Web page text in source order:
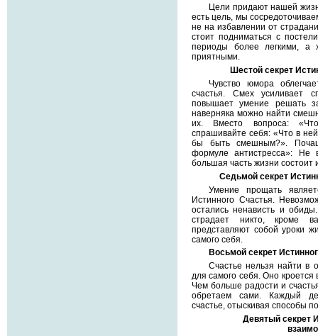
Цели придают нашей
есть цель, мы
не на избавлении от
стоит подниматься с
периоды более легкими,
приятными.
Шестой секрет
Чувство юмора
счастья. Смех усиливает
повышает умение решать
наверняка можно найти
их. Вместо вопроса:
спрашивайте себя: «Что в
бы быть смешным?».
формуле антистресса»: Не
большая часть жизни состоит
Седьмой секрет
Умение прощать
Истинного Счастья.
остались ненависть и
страдает никто, кроме
представляют собой уроки
самого себя.
Восьмой секрет
Счастье нельзя найти в
для самого себя. Оно кроется
Чем больше радости и
обретаем сами. Каждый
счастье, отыскивая способы
Девятый секрет